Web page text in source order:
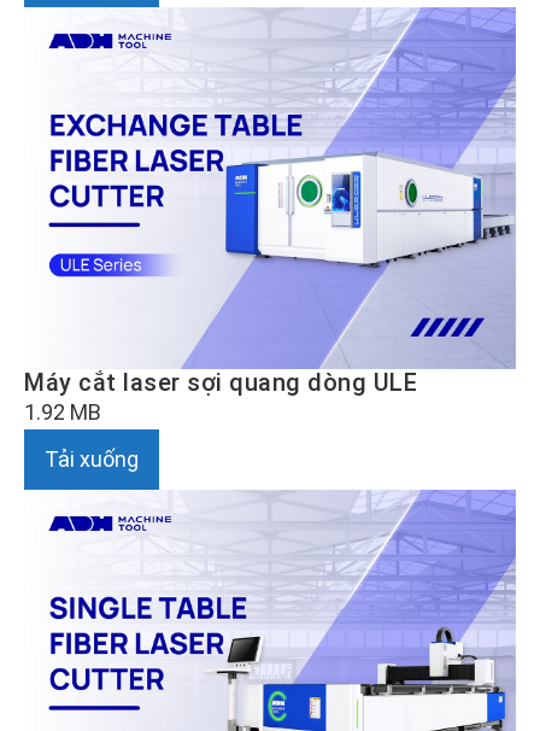
Máy cắt laser sợi quang dòng ULE
1.92 MB
Tải xuống